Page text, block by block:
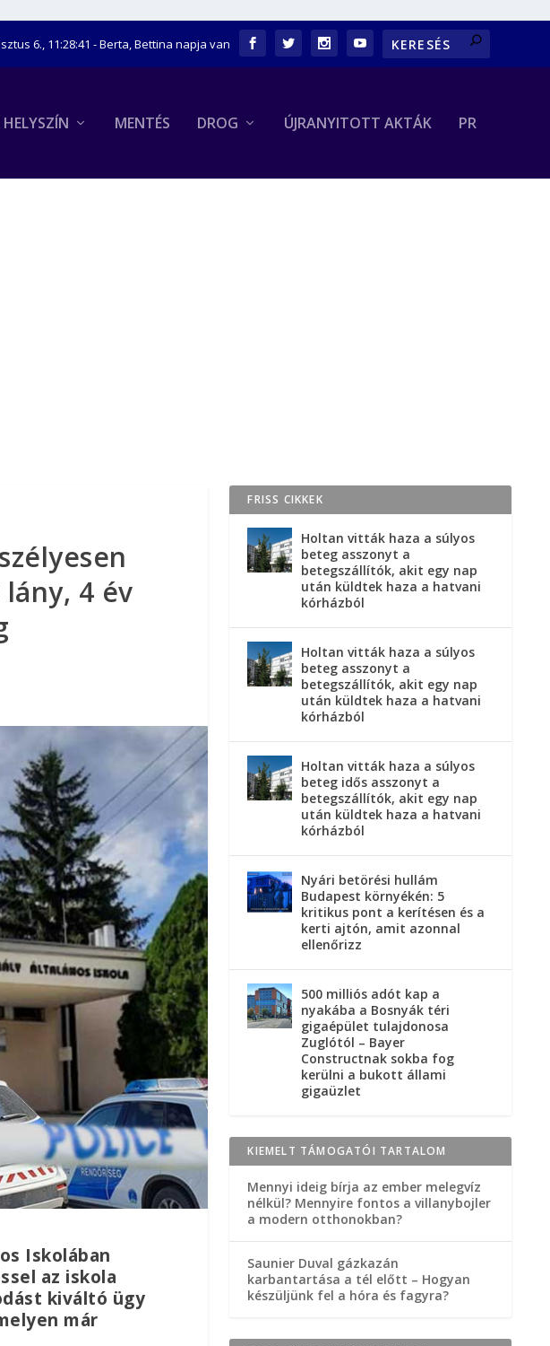
6., 11:28:42 - Berta, Bettina napja van
HELYSZÍN MENTÉS DROG ÚJRANYITOTT AKTÁK PR
4 év
Iskolában
az iskola
kiváltó ügy
már
FRISS CIKKEK
Holtan vitták haza a súlyos
beteg asszonyt a
betegszállítók, akit egy nap
után küldtek haza a hatvani
kórházból
Holtan vitták haza a súlyos
beteg asszonyt a
betegszállítók, akit egy nap
után küldtek haza a hatvani
kórházból
Holtan vitták haza a súlyos
beteg idős asszonyt a
betegszállítók, akit egy nap
után küldtek haza a hatvani
kórházból
Nyári betörési hullám
Budapest környékén: 5
kritikus pont a kerítésen és a
kerti ajtón, amit azonnal
ellenőrizz
500 milliós adót kap a
nyakába a Bosnyák téri
gigaépület tulajdonosa
Zuglótól – Bayer
Constructnak sokba fog
kerülni a bukott állami
gigaüzlet
KIEMELT TÁMOGATÓI TARTALOM
Mennyi ideig bírja az ember melegvíz
nélkül? Mennyire fontos a villanybojler
a modern otthonokban?
Saunier Duval gázkazán
karbantartása a tél előtt – Hogyan
készüljünk fel a hóra és fagyra?